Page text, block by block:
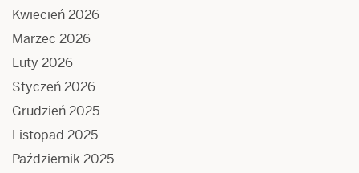
Kwiecień 2026
Marzec 2026
Luty 2026
Styczeń 2026
Grudzień 2025
Listopad 2025
Październik 2025